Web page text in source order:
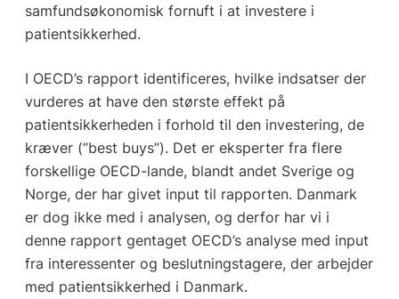
samfundsøkonomisk fornuft i at investere i
patientsikkerhed.
I OECD’s rapport identificeres, hvilke indsatser der
vurderes at have den største effekt på
patientsikkerheden i forhold til den investering, de
kræver (”best buys”). Det er eksperter fra flere
forskellige OECD-lande, blandt andet Sverige og
Norge, der har givet input til rapporten. Danmark
er dog ikke med i analysen, og derfor har vi i
denne rapport gentaget OECD’s analyse med input
fra interessenter og beslutningstagere, der arbejder
med patientsikkerhed i Danmark.